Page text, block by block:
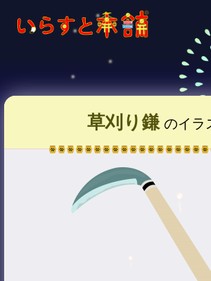
草刈り鎌のイラ